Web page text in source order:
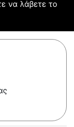
να λάβετε το